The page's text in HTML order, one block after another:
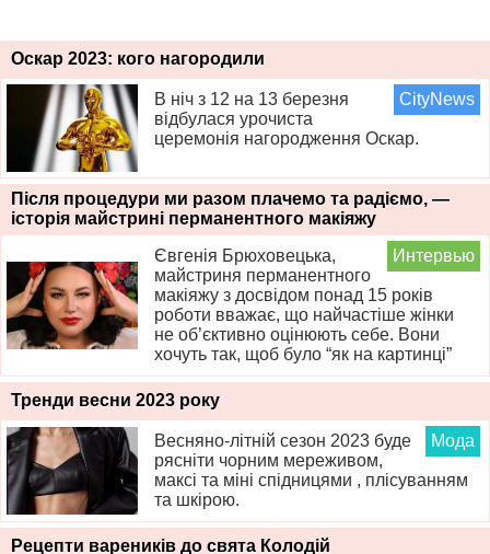
Оскар 2023: кого нагородили
CityNews
В ніч з 12 на 13 березня
відбулася урочиста
церемонія нагородження Оскар.
Після процедури ми разом плачемо та радіємо, —
історія майстрині перманентного макіяжу
Интервью
Євгенія Брюховецька,
майстриня перманентного
макіяжу з досвідом понад 15 років
роботи вважає, що найчастіше жінки
не об’єктивно оцінюють себе. Вони
хочуть так, щоб було “як на картинці”
Тренди весни 2023 року
Мода
Весняно-літній сезон 2023 буде
рясніти чорним мереживом,
максі та міні спідницями , плісуванням
та шкірою.
Рецепти вареників до свята Колодій